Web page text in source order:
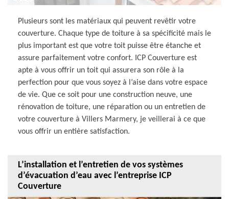
Plusieurs sont les matériaux qui peuvent revêtir votre
couverture. Chaque type de toiture à sa spécificité mais le
plus important est que votre toit puisse être étanche et
assure parfaitement votre confort. ICP Couverture est
apte à vous offrir un toit qui assurera son rôle à la
perfection pour que vous soyez à l’aise dans votre espace
de vie. Que ce soit pour une construction neuve, une
rénovation de toiture, une réparation ou un entretien de
votre couverture à Villers Marmery, je veillerai à ce que
vous offrir un entière satisfaction.
L’installation et l’entretien de vos systèmes
d’évacuation d’eau avec l’entreprise ICP
Couverture